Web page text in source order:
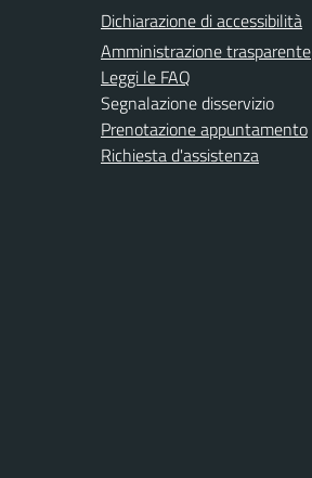
Dichiarazione di accessibilità
Amministrazione trasparente
Leggi le FAQ
Segnalazione disservizio
Prenotazione appuntamento
Richiesta d'assistenza